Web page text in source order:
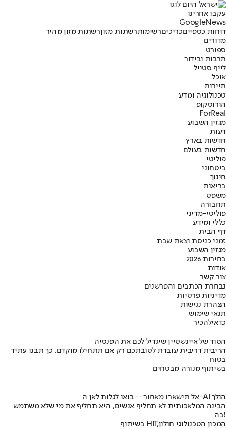
עקבו אחרינו
Googl eNews
דוחות כספייםכריכיםרשימותרשתות מזוןרשתות מזון מהיר
מדורים
ספורט
תרבות ובידור
לייף סטייל
אוכל
תיירות
טכנולוגיה ומדע
הורוסקופ
ForReal
מגזין השבוע
דעות
חדשות בארץ
חדשות בעולם
פוליטי
ביטחוני
חינוך
בריאות
משפט
תחבורה
פוליטי-מדיני
כללי ומידע
דף הבית
זמני כניסת וצאת שבת
מגזין השבוע
בחירות 2026
אודות
צור קשר
נבחרת הכתבים והפרשנים
מדיניות פרטיות
הצהרת נגישות
תנאי שימוש
כדאילהכיר
הסוד של איינשטיין שיגדיל לכם את הפנסיה
הריבית דריבית עובדת לטובתכם רק אם תתחילו מוקדם. כך תבנו עתיד
בטוח
בשיתוף מנורה מבטחים
אל תישארו מאחור – בואו לגלות לאן ה-AI הולך
הבינה המלאכותית לא תחליף אנשים, היא תחליף את מי שלא משתמש
בה!
בשיתוף HIT,המכון הטכנולוגי חולון